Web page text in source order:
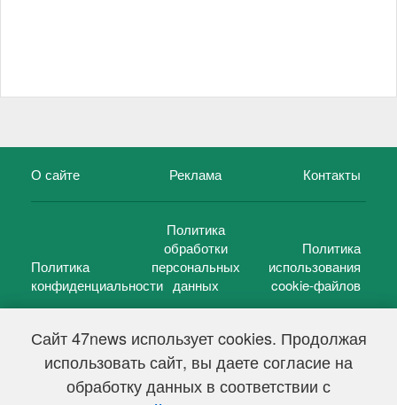
Сайт 47news использует cookies. Продолжая
использовать сайт, вы даете согласие на
обработку данных в соответствии с
О сайте Реклама Контакты
Политика
конфиденциальности
Политика
обработки
персональных
данных
Политика
использования
cookie-файлов
47 новостей (47 news)2005 — 2026 г.
Свидетельство о регистрации СМИ Эл № ФС 77-39848, выдано